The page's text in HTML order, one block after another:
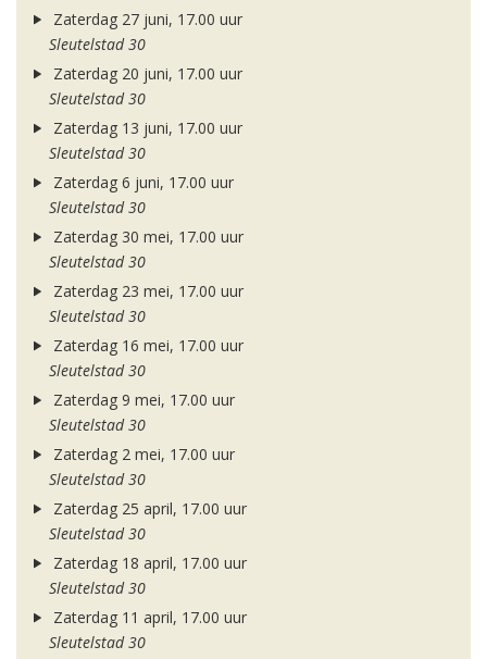
Zaterdag 27 juni, 17.00 uur
Sleutelstad 30
Zaterdag 20 juni, 17.00 uur
Sleutelstad 30
Zaterdag 13 juni, 17.00 uur
Sleutelstad 30
Zaterdag 6 juni, 17.00 uur
Sleutelstad 30
Zaterdag 30 mei, 17.00 uur
Sleutelstad 30
Zaterdag 23 mei, 17.00 uur
Sleutelstad 30
Zaterdag 16 mei, 17.00 uur
Sleutelstad 30
Zaterdag 9 mei, 17.00 uur
Sleutelstad 30
Zaterdag 2 mei, 17.00 uur
Sleutelstad 30
Zaterdag 25 april, 17.00 uur
Sleutelstad 30
Zaterdag 18 april, 17.00 uur
Sleutelstad 30
Zaterdag 11 april, 17.00 uur
Sleutelstad 30